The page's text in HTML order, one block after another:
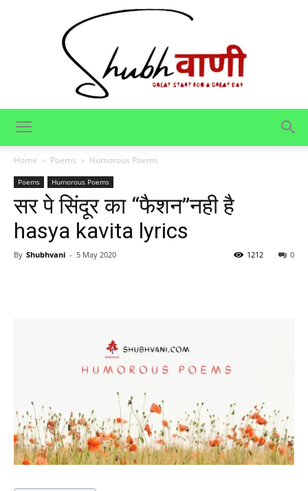
Home Poems Humorous Poems
Poems Humorous Poems
सर पे सिंदूर का “फैशन”नही है
hasya kavita lyrics
By Shubhvani - 5 May 2020 0
1212